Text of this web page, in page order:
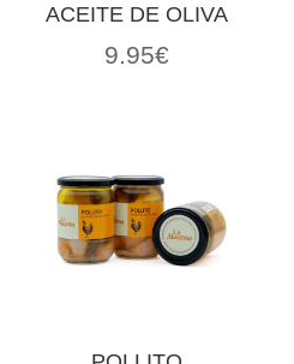
RangoACEITE DE OLIVA
9.95€